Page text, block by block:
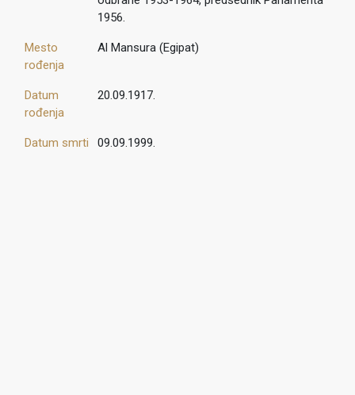
1956.
Mesto
rođenja
Al Mansura (Egipat)
Datum
rođenja
20.09.1917.
Datum smrti 09.09.1999.